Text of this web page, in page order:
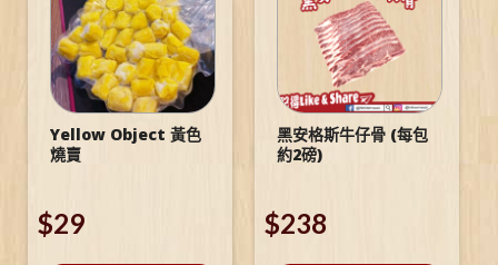
Yellow Object 黃色
燒賣
$29
黑安格斯牛仔骨 (每包
約2磅)
$238